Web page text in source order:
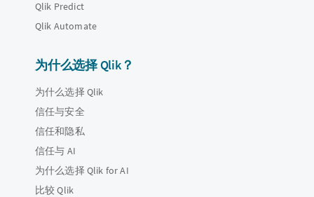
Qlik Predict
Qlik Automate
为什么选择 Qlik？
为什么选择 Qlik
信任与安全
信任和隐私
信任与 AI
为什么选择 Qlik for AI
比较 Qlik